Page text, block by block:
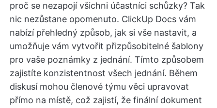
proč se nezapojí všichni účastníci schůzky? Tak
nic nezůstane opomenuto. ClickUp Docs vám
nabízí přehledný způsob, jak si vše nastavit, a
umožňuje vám vytvořit přizpůsobitelné šablony
pro vaše poznámky z jednání. Tímto způsobem
zajistíte konzistentnost všech jednání. Během
diskusí mohou členové týmu věci upravovat
přímo na místě, což zajistí, že finální dokument